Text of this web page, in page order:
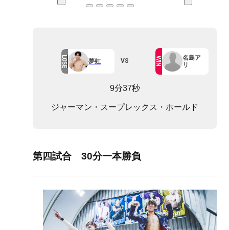
LOSE 夢虹 VS WIN
名島ア
リ
9分37秒
ジャーマン・スープレックス・ホールド
第四試合 30分一本勝負